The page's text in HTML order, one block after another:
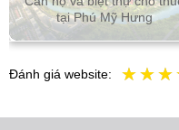
tại Phú Mỹ Hưng
Đánh giá website: